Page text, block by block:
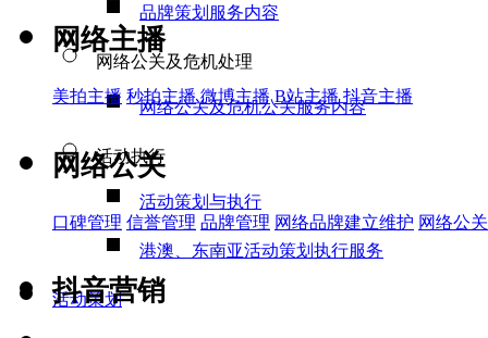
品牌策划服务内容
网络公关及危机处理
网络公关及危机公关服务内容
活动执行
活动策划与执行
港澳、东南亚活动策划执行服务
活动策划
网络主播
美拍主播 秒拍主播 微博主播 B站主播 抖音主播
网络公关
口碑管理 信誉管理 品牌管理 网络品牌建立维护 网络公关
抖音营销